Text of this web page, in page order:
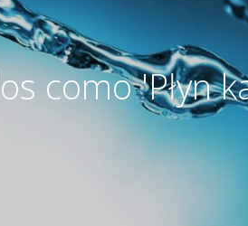
como 'Płyn